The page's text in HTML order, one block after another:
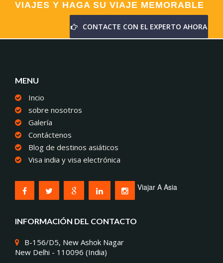
VIAJES Y HAGA SU VIAJE MEMORABLE
CONTACTE CON EL EXPERTO AHORA
MENU
Incio
sobre nosotros
Galería
Contáctenos
Blog de destinos asiáticos
Visa india y visa electrónica
INFORMACIÓN DEL CONTACTO
Viajar A Asia
B-156/D5, New Ashok Nagar
New Delhi - 110096 (India)